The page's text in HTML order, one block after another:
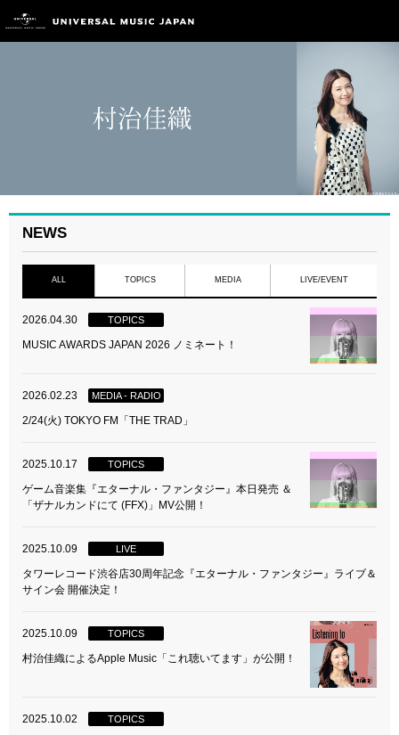
NEWS
ALL TOPICS MEDIA LIVE/EVENT
2026.04.30 TOPICS
MUSIC AWARDS JAPAN 2026 ノミネート！
2026.02.23 MEDIA - RADIO
2/24(火) TOKYO FM「THE TRAD」
2025.10.17 TOPICS
ゲーム音楽集『エターナル・ファンタジー』本日発売 ＆
「ザナルカンドにて (FFX)」MV公開！
2025.10.09 LIVE
タワーレコード渋谷店30周年記念『エターナル・ファンタジー』ライブ＆
サイン会 開催決定！
2025.10.09 TOPICS
村治佳織によるApple Music「これ聴いてます」が公開！
2025.10.02 TOPICS